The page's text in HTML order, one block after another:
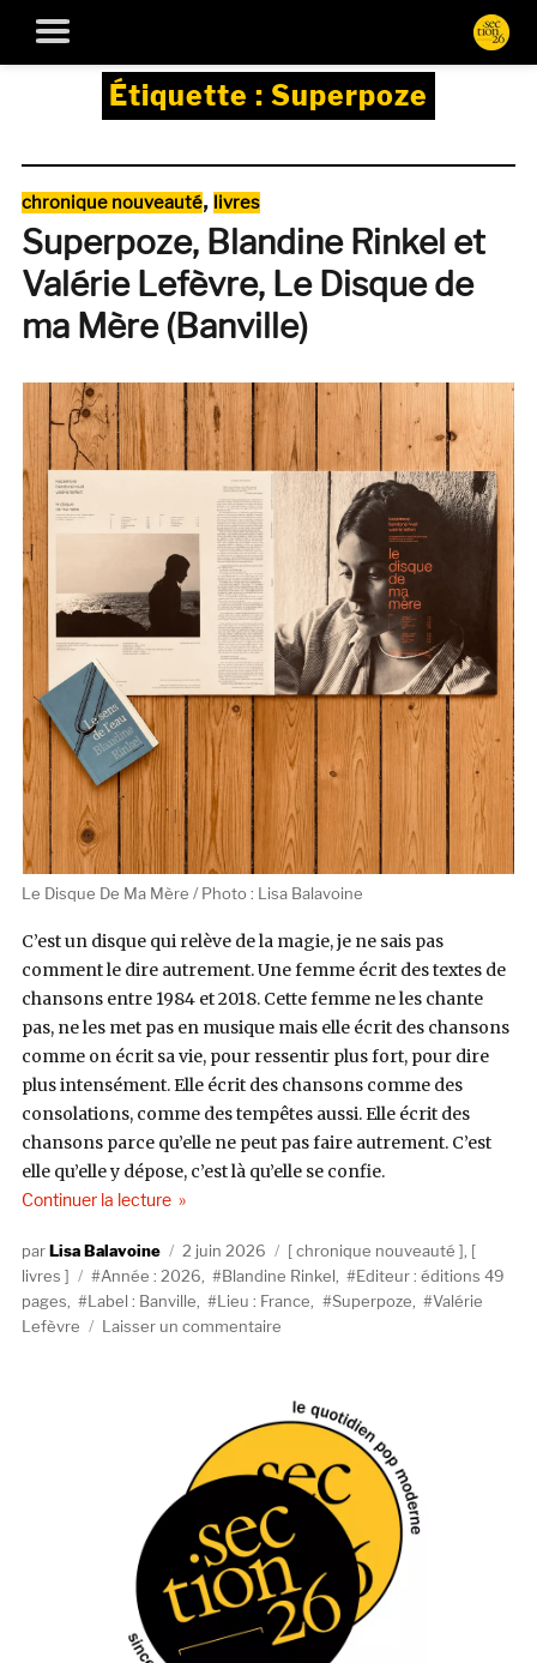
Étiquette : Superpoze
Catégories
chronique nouveauté, livres
Superpoze, Blandine Rinkel et
Valérie Lefèvre, Le Disque de
ma Mère (Banville)
Le Disque De Ma Mère / Photo : Lisa Balavoine
C’est un disque qui relève de la magie, je ne sais pas
comment le dire autrement. Une femme écrit des textes de
chansons entre 1984 et 2018. Cette femme ne les chante
pas, ne les met pas en musique mais elle écrit des chansons
comme on écrit sa vie, pour ressentir plus fort, pour dire
plus intensément. Elle écrit des chansons comme des
consolations, comme des tempêtes aussi. Elle écrit des
chansons parce qu’elle ne peut pas faire autrement. C’est
elle qu’elle y dépose, c’est là qu’elle se confie.
Continuer la lecturede « Superpoze, Blandine Rinkel et Valérie
AuteurLisa Balavoine
Publié
le
2 juin 2026 Catégories
chronique nouveauté
livres
Étiquettes
Année : 2026 Blandine Rinkel
Editeur : éditions 49
pages
Label : Banville Lieu : France Superpoze
Valérie
Lefèvre
Laisser un commentairesur
Rinkel
et
Lefèvre,
de
ma
Mère
(Banville)